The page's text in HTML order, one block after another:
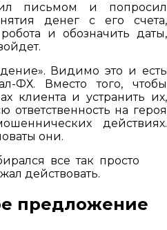
письмом и попросил
денег с его счета,
и обозначить даты,
Видимо это и есть
ФХ. Вместо того, чтобы
клиента и устранить их,
ответственность на героя
действиях.
они.
все так просто
действовать.
предложение